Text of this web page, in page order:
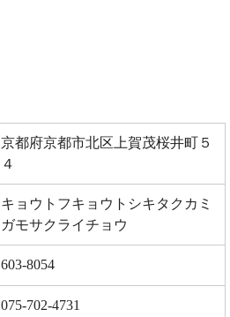
京都府京都市北区上賀茂桜井町５
４
キョウトフキョウトシキタクカミ
ガモサクライチョウ
603-8054
075-702-4731